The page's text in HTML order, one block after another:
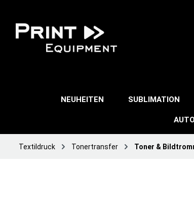
NEUHEITEN SUBLIMATION
Textildruck Tonertransfer Toner &